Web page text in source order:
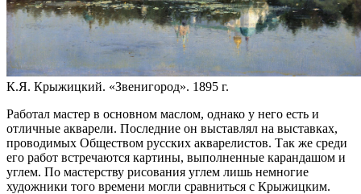
К.Я. Крыжицкий. «Звенигород». 1895 г.
Работал мастер в основном маслом, однако у него есть и
отличные акварели. Последние он выставлял на выставках,
проводимых Обществом русских акварелистов. Так же среди
его работ встречаются картины, выполненные карандашом и
углем. По мастерству рисования углем лишь немногие
художники того времени могли сравниться с Крыжицким.